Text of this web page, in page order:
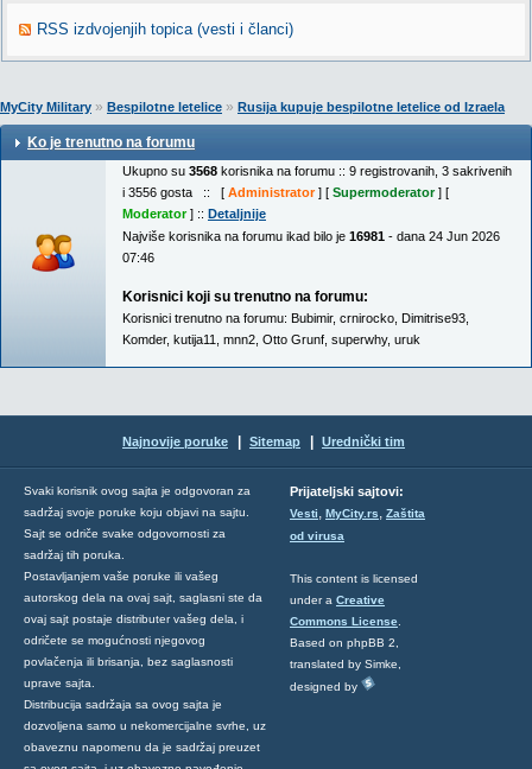
RSS izdvojenjih topica (vesti i članci)
MyCity Military » Bespilotne letelice » Rusija kupuje bespilotne letelice od Izraela
Ko je trenutno na forumu
Ukupno su 3568 korisnika na forumu :: 9 registrovanih, 3 sakrivenih
i 3556 gosta :: [ Administrator] [ Supermoderator] [
Moderator] :: Detaljnije
Najviše korisnika na forumu ikad bilo je 16981 - dana 24 Jun 2026
07:46
Korisnici koji su trenutno na forumu:
Korisnici trenutno na forumu: Bubimir, crnirocko Dimitrise93
Komder, kutija11 mnn2 Otto Grunf superwhy, uruk
Najnovije poruke Sitemap Urednički tim
Svaki korisnik ovog sajta je odgovoran za
sadržaj svoje poruke koju objavi na sajtu.
Sajt se odriče svake odgovornosti za
sadržaj tih poruka.
Postavljanjem vaše poruke ili vašeg
autorskog dela na ovaj sajt, saglasni ste da
ovaj sajt postaje distributer vašeg dela, i
odričete se mogućnosti njegovog
povlačenja ili brisanja, bez saglasnosti
uprave sajta.
Distribucija sadržaja sa ovog sajta je
dozvoljena samo u nekomercijalne svrhe, uz
obaveznu napomenu da je sadržaj preuzet
Prijateljski sajtovi:
Vesti, MyCity.rs, Zaštita
od virusa
This content is licensed
under a Creative
Commons License
Based on phpBB 2,
translated by Simke,
designed by